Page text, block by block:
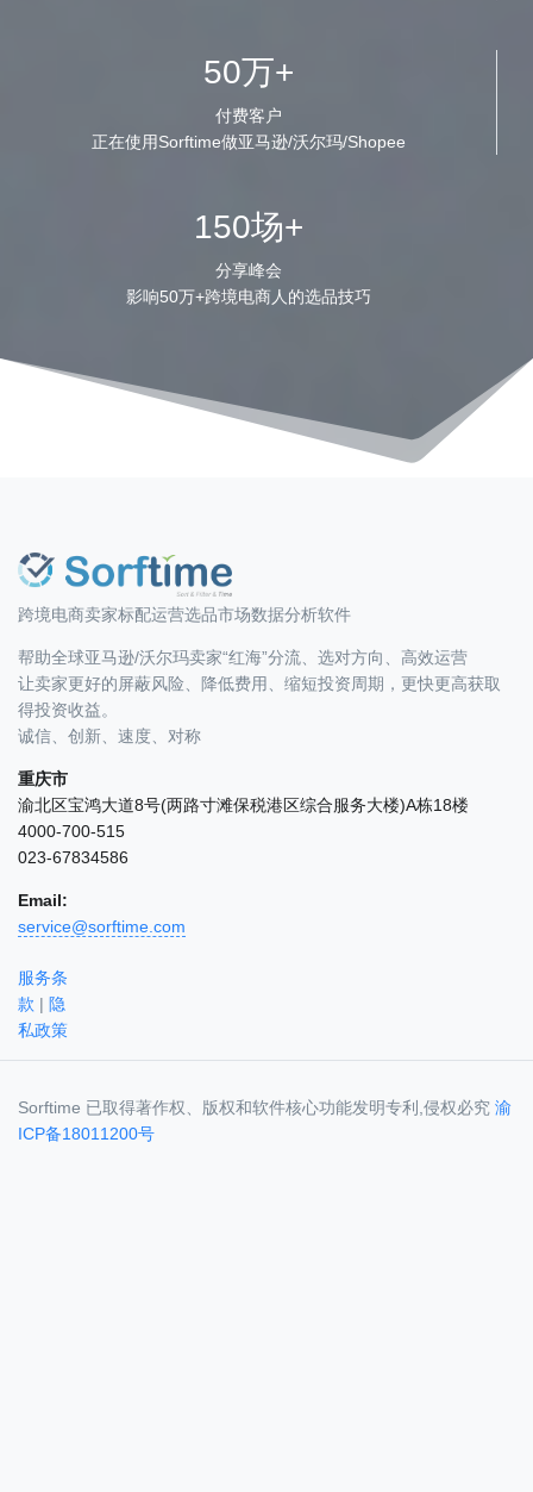
50万+
付费客户
正在使用Sorftime做亚马逊/沃尔玛/Shopee
150场+
分享峰会
影响50万+跨境电商人的选品技巧
跨境电商卖家标配运营选品市场数据分析软件
帮助全球亚马逊/沃尔玛卖家“红海”分流、选对方向、高效运营
让卖家更好的屏蔽风险、降低费用、缩短投资周期，更快更高获取
得投资收益。
诚信、创新、速度、对称
重庆市
渝北区宝鸿大道8号(两路寸滩保税港区综合服务大楼)A栋18楼
4000-700-515
023-67834586
Email:
service@sorftime.com
服务条
款 | 隐
私政策
Sorftime 已取得著作权、版权和软件核心功能发明专利,侵权必究 渝
ICP备18011200号